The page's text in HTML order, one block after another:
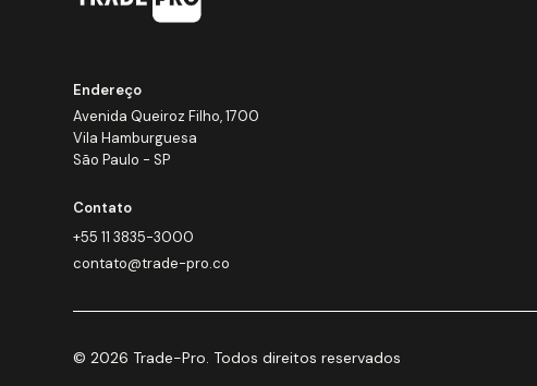
Endereço
Avenida Queiroz Filho, 1700
Vila Hamburguesa
São Paulo - SP
Contato
+55 11 3835-3000
contato@trade-pro.co
© 2026 Trade-Pro. Todos direitos reservados